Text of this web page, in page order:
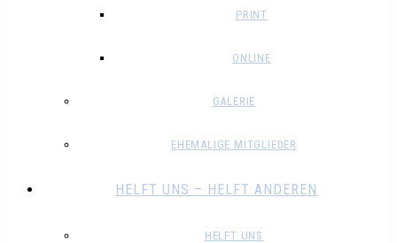
PRINT
ONLINE
GALERIE
EHEMALIGE MITGLIEDER
HELFT UNS – HELFT ANDEREN
HELFT UNS